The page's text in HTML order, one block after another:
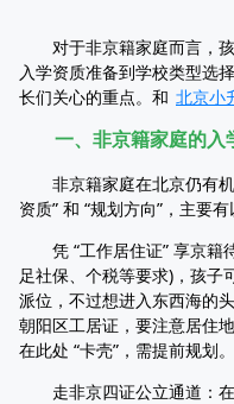
对于非京籍家庭而言，孩
入学资质准备到学校类型选
长们关心的重点。和 北京小
一、非京籍家庭的入
非京籍家庭在北京仍有机
资质” 和 “规划方向”，主要有
凭 “工作居住证” 享京籍
足社保、个税等要求)，孩子
派位，不过想进入东西海的
朝阳区工居证，要注意居住
在此处 “卡壳”，需提前规划。
走非京四证公立通道：在